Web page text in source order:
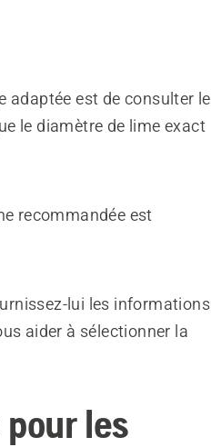
adaptée est de consulter le
le diamètre de lime exact
recommandée est
lui les informations
aider à sélectionner la
les